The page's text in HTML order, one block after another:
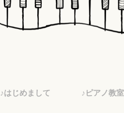
♪はじめまして ♪ピアノ教